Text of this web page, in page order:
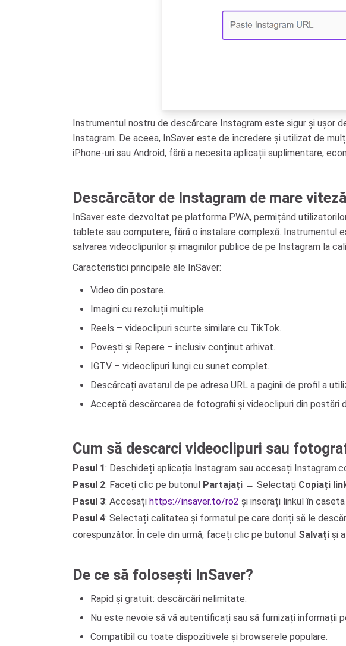
Instrumentul nostru de descărcare Instagram este sigur și ușor
Instagram. De aceea, InSaver este de încredere și utilizat de
iPhone-uri sau Android, fără a necesita aplicații suplimentare,
Descărcător de Instagram de mare viteză
InSaver este dezvoltat pe platforma PWA, permițând
tablete sau computere, fără o instalare complexă. Instrumentul
salvarea videoclipurilor și imaginilor publice de pe Instagram la
Caracteristici principale ale InSaver:
Video din postare.
Imagini cu rezoluții multiple.
Reels – videoclipuri scurte similare cu TikTok.
Povești și Repere – inclusiv conținut arhivat.
IGTV – videoclipuri lungi cu sunet complet.
Descărcați avatarul de pe adresa URL a paginii de profil a
Acceptă descărcarea de fotografii și videoclipuri din postări
Cum să descarci videoclipuri sau
Pasul 1: Deschideți aplicația Instagram sau accesați
Pasul 2: Faceți clic pe butonul Partajați → Selectați Copiați
Pasul 3: Accesați https://insaver.to/ro2 și inserați linkul în
Pasul 4: Selectați calitatea și formatul pe care doriți să le
corespunzător. În cele din urmă, faceți clic pe butonul Salvați și
De ce să folosești InSaver?
Rapid și gratuit: descărcări nelimitate.
Nu este nevoie să vă autentificați sau să furnizați informații
Compatibil cu toate dispozitivele și browserele populare.